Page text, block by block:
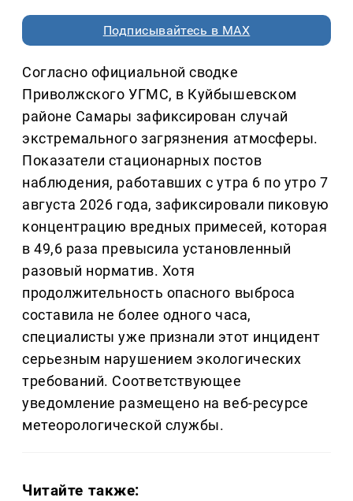
Подписывайтесь в MAX
Согласно официальной сводке
Приволжского УГМС, в Куйбышевском
районе Самары зафиксирован случай
экстремального загрязнения атмосферы.
Показатели стационарных постов
наблюдения, работавших с утра 6 по утро 7
августа 2026 года, зафиксировали пиковую
концентрацию вредных примесей, которая
в 49,6 раза превысила установленный
разовый норматив. Хотя
продолжительность опасного выброса
составила не более одного часа,
специалисты уже признали этот инцидент
серьезным нарушением экологических
требований. Соответствующее
уведомление размещено на веб-ресурсе
метеорологической службы.
Читайте также: